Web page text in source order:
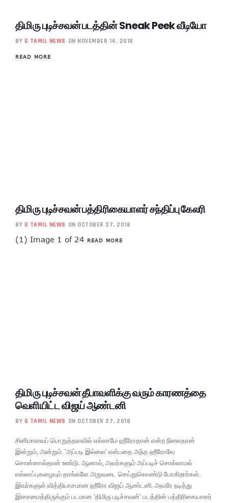
திமிரு புடிச்சவன் படத்தின் Sneak Peek வீடியோ
BY G TAMIL NEWS ON NOVEMBER 14, 2018
READ MORE
திமிரு புடிச்சவன் பத்திரிகையாளர் சந்திப்பு கேலரி
BY G TAMIL NEWS ON OCTOBER 27, 2018
(1) Image 1 of 24 READ MORE
திமிரு புடிச்சவன் தீபாவளிக்கு வரும் காரணத்தை
வெளியிட்ட விஜய் ஆண்டனி
BY G TAMIL NEWS ON OCTOBER 27, 2018
சினிமாவைப் பொறுத்தளவில் எல்லாமே ஹீரோதான் என்ற நிலைதான்
இன்றும், அன்றும். ‘அப்படி இல்லை’ என்பதை அந்த ஹீரோவே
சொன்னால்தான் உண்டு. ஆனால், அவர்களும் அப்படிச் சொல்லாமல்
எல்லாப்புகழையும் தாங்களே அறுவடை செய்துகொண்டு போகிறார்கள்.
இவர்களுள் வித்தியாசமான ஹீரோ விஜய் ஆண்டனி. அவரே நடித்து
இசைமைத்திருக்கும் படமான ‘திமிரு புடிச்சவன்’ படத்தின் பத்திரிகையாளர்